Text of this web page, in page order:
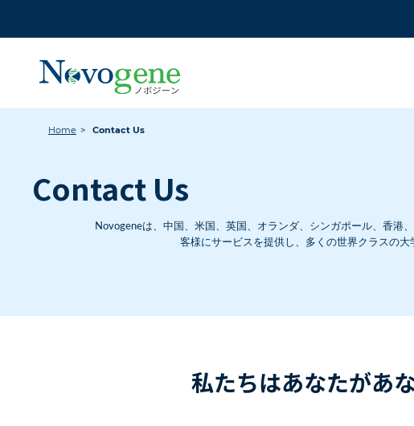
Home Contact Us
Contact Us
Novogeneは、中国、米国、英国、オランダ、シンガポール、香
客様にサービスを提供し、多くの世界クラスの
私たちはあなたがあ